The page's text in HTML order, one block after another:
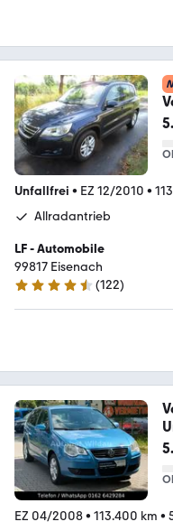
Unfallfrei • EZ 12/2010 •
Allradantrieb
LF - Automobile
99817 Eisenach
4.7 Sterne
(122)
EZ 04/2008• 113.400 km •